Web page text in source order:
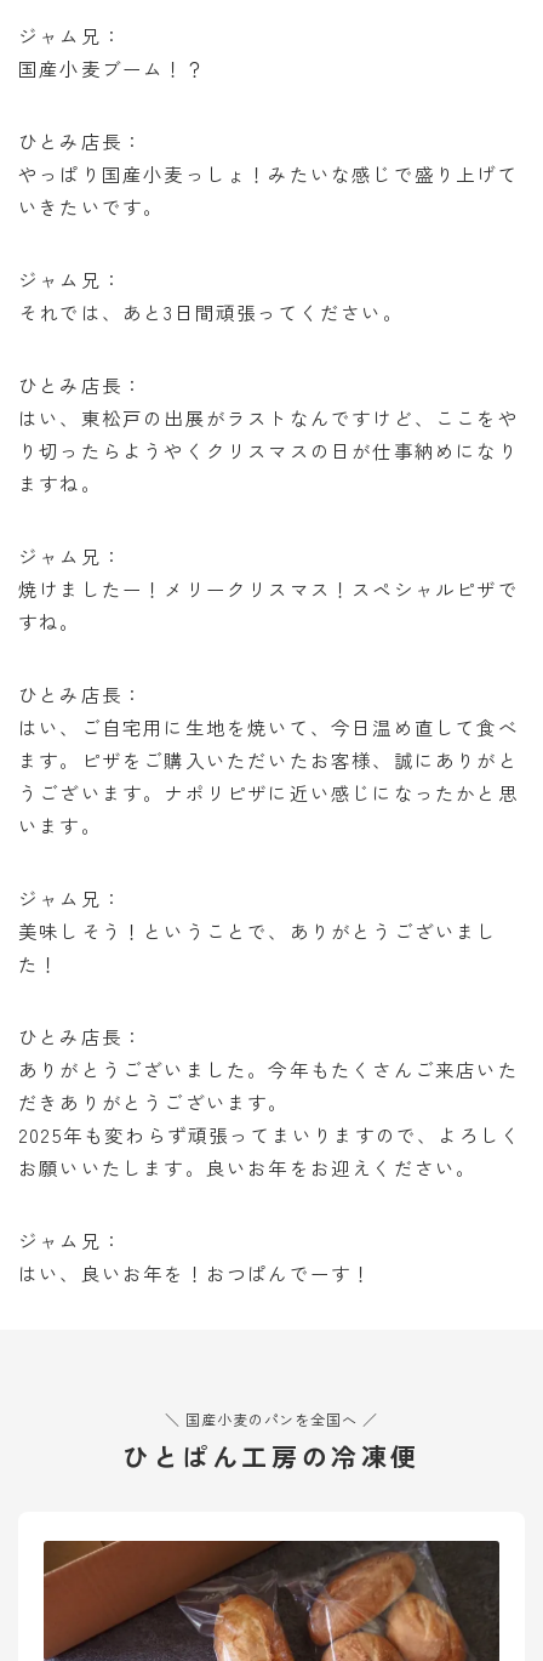
ジャム兄：
国産小麦ブーム！？
ひとみ店長：
やっぱり国産小麦っしょ！みたいな感じで盛り上げて
いきたいです。
ジャム兄：
それでは、あと3日間頑張ってください。
ひとみ店長：
はい、東松戸の出展がラストなんですけど、ここをや
り切ったらようやくクリスマスの日が仕事納めになり
ますね。
ジャム兄：
焼けましたー！メリークリスマス！スペシャルピザで
すね。
ひとみ店長：
はい、ご自宅用に生地を焼いて、今日温め直して食べ
ます。ピザをご購入いただいたお客様、誠にありがと
うございます。ナポリピザに近い感じになったかと思
います。
ジャム兄：
美味しそう！ということで、ありがとうございまし
た！
ひとみ店長：
ありがとうございました。今年もたくさんご来店いた
だきありがとうございます。
2025年も変わらず頑張ってまいりますので、よろしく
お願いいたします。良いお年をお迎えください。
ジャム兄：
はい、良いお年を！おつぱんでーす！
＼ 国産小麦のパンを全国へ ／
ひとぱん工房の冷凍便